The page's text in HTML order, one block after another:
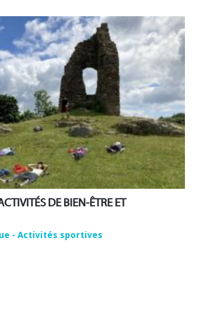
DE BIEN-ÊTRE ET
- Activités sportives